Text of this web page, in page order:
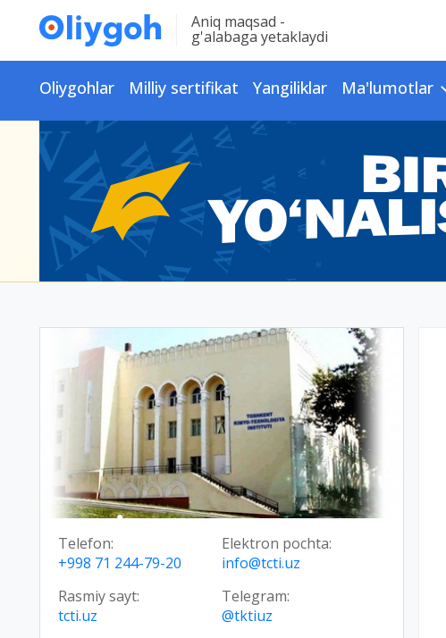
Aniq maqsad -
g'alabaga yetaklaydi
Oliygohlar Milliy sertifikat Yangiliklar Ma'lumotlar
Telefon:
+998 71 244-79-20
Elektron pochta:
info@tcti.uz
Rasmiy sayt:
tcti.uz
Telegram:
@tktiuz